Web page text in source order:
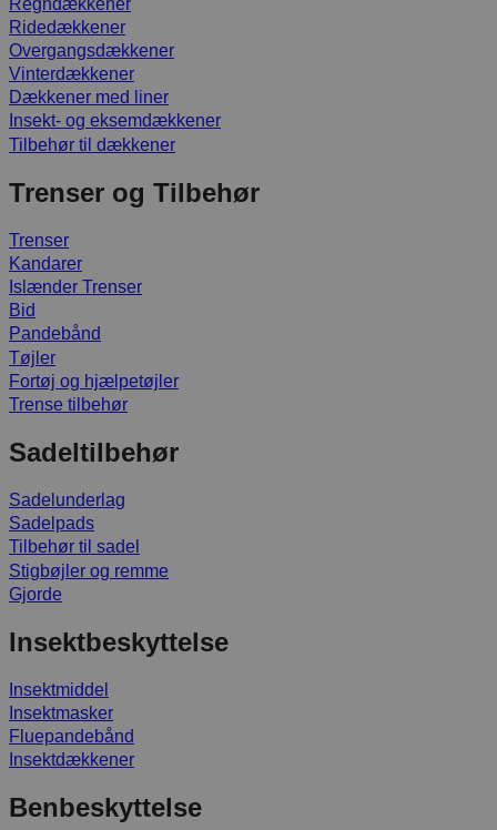
Ridedækkener
Overgangsdækkener
Vinterdækkener
Dækkener med liner
Insekt- og eksemdækkener
Tilbehør til dækkener
Trenser og Tilbehør
Trenser
Kandarer
Islænder Trenser
Bid
Pandebånd
Tøjler
Fortøj og hjælpetøjler
Trense tilbehør
Sadeltilbehør
Sadelunderlag
Sadelpads
Tilbehør til sadel
Stigbøjler og remme
Gjorde
Insektbeskyttelse
Insektmiddel
Insektmasker
Fluepandebånd
Insektdækkener
Benbeskyttelse